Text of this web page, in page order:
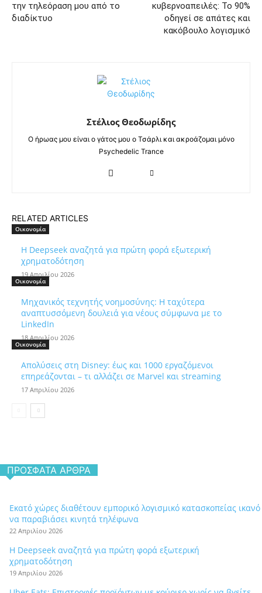
την τηλεόραση μου από το
διαδίκτυο
κυβερνοαπειλές: Το 90%
οδηγεί σε απάτες και
κακόβουλο λογισμικό
Στέλιος Θεοδωρίδης
Ο ήρωας μου είναι ο γάτος μου ο Τσάρλι και ακροάζομαι μόνο
Psychedelic Trance
RELATED ARTICLES
Οικονομία
Η Deepseek αναζητά για πρώτη φορά εξωτερική
χρηματοδότηση
19 Απριλίου 2026
Οικονομία
Μηχανικός τεχνητής νοημοσύνης: Η ταχύτερα
αναπτυσσόμενη δουλειά για νέους σύμφωνα με το
LinkedIn
18 Απριλίου 2026
Οικονομία
Απολύσεις στη Disney: έως και 1000 εργαζόμενοι
επηρεάζονται – τι αλλάζει σε Marvel και streaming
17 Απριλίου 2026
ΠΡΌΣΦΑΤΑ ΆΡΘΡΑ
Εκατό χώρες διαθέτουν εμπορικό λογισμικό κατασκοπείας ικανό
να παραβιάσει κινητά τηλέφωνα
22 Απριλίου 2026
Η Deepseek αναζητά για πρώτη φορά εξωτερική
χρηματοδότηση
19 Απριλίου 2026